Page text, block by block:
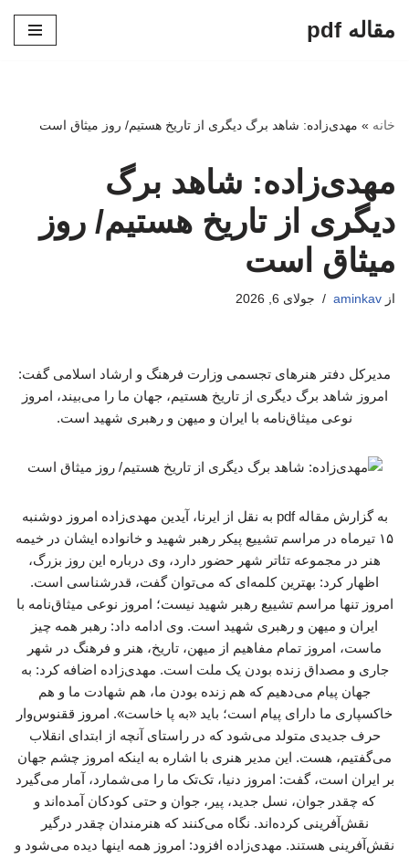
مقاله pdf
خانه » مهدی‌زاده: شاهد برگ دیگری از تاریخ هستیم/ روز میثاق است
مهدی‌زاده: شاهد برگ
دیگری از تاریخ هستیم/ روز
میثاق است
از aminkav جولای 6, 2026
مدیرکل دفتر هنرهای تجسمی وزارت فرهنگ و ارشاد اسلامی گفت:
امروز شاهد برگ دیگری از تاریخ هستیم، جهان ما را می‌بیند، امروز
نوعی میثاق‌نامه با ایران و میهن و رهبری شهید است.
به گزارش مقاله pdf به نقل از ایرنا، آیدین مهدی‌زاده امروز دوشنبه
۱۵ تیرماه در مراسم تشییع پیکر رهبر شهید و خانواده ایشان در خیمه
هنر در مجموعه تئاتر شهر حضور دارد، وی درباره این روز بزرگ،
اظهار کرد: بهترین کلمه‌ای که می‌توان گفت، قدرشناسی است.
امروز تنها مراسم تشییع رهبر شهید نیست؛ امروز نوعی میثاق‌نامه با
ایران و میهن و رهبری شهید است. وی ادامه داد: رهبر همه چیز
ماست، امروز تمام مفاهیم از میهن، تاریخ، هنر و فرهنگ در شهر
جاری و مصداق زنده بودن یک ملت است. مهدی‌زاده اضافه کرد: به
جهان پیام می‌دهیم که هم زنده بودن ما، هم شهادت ما و هم
خاکسپاری ما دارای پیام است؛ باید «به پا خاست». امروز ققنوس‌وار
حرف جدیدی متولد می‌شود که در راستای آنچه از ابتدای انقلاب
می‌گفتیم، هست. این مدیر هنری با اشاره به اینکه امروز چشم جهان
بر ایران است، گفت: امروز دنیا، تک‌تک ما را می‌شمارد، آمار می‌گیرد
که چقدر جوان، نسل جدید، پیر، جوان و حتی کودکان آمده‌اند و
نقش‌آفرینی کرده‌اند. نگاه می‌کنند که هنرمندان چقدر درگیر
نقش‌آفرینی هستند. مهدی‌زاده افزود: امروز همه اینها دیده می‌شود و